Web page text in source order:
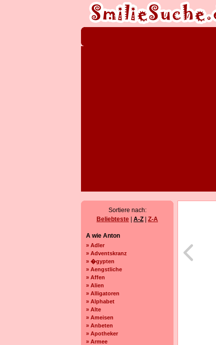
Sortiere nach:
Beliebteste
A-Z Z-A
A wie Anton
» Adler
» Adventskranz
» �gypten
» Aengstliche
» Affen
» Alien
» Alligatoren
» Alphabet
» Alte
» Ameisen
» Anbeten
» Apotheker
» Armee